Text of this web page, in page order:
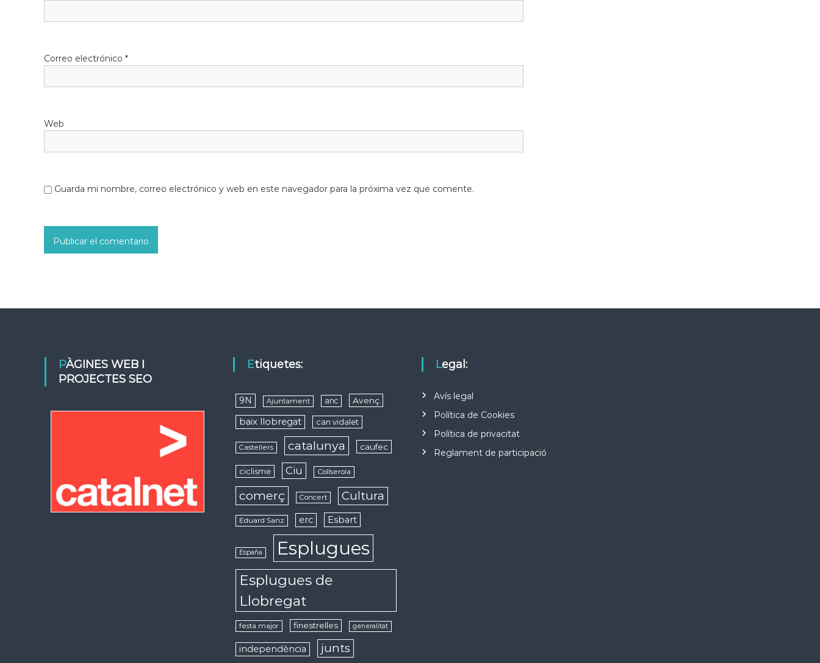
Correo electrónico *
Web
Guarda mi nombre, correo electrónico y web en este navegador para la próxima vez que comente.
PÀGINES WEB I
PROJECTES SEO
Etiquetes:
9N Ajuntament anc Avenç
baix llobregat can vidalet
Castellers catalunya caufec
ciclisme Ciu Collserola
comerç Concert Cultura
Eduard Sanz erc Esbart
España Esplugues
Esplugues de
Llobregat
festa major finestrelles generalitat
independència junts
Legal:
Avís legal
Política de Cookies
Política de privacitat
Reglament de participació